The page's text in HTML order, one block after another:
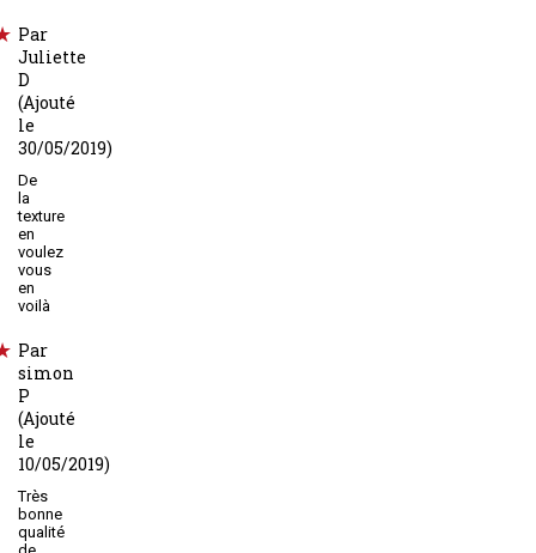
Par
Juliette
D
(Ajouté
le
30/05/2019)
De
la
texture
en
voulez
vous
en
voilà
Par
simon
P
(Ajouté
le
10/05/2019)
Très
bonne
qualité